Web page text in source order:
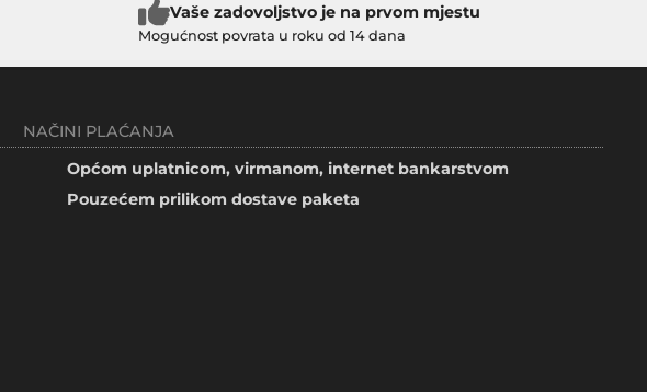
Vaše zadovoljstvo je na prvom mjestu
Mogućnost povrata u roku od 14 dana
NAČINI PLAĆANJA
Općom uplatnicom, virmanom, internet bankarstvom
Pouzećem prilikom dostave paketa